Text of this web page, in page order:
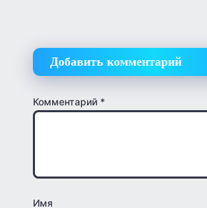
Добавить комментарий
Комментарий *
Имя